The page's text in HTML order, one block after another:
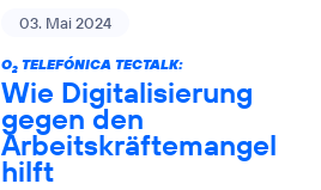
03. Mai 2024
O2TELEFÓNICA TECTALK:
Wie Digitalisierung
gegen den
Arbeitskräftemangel
hilft